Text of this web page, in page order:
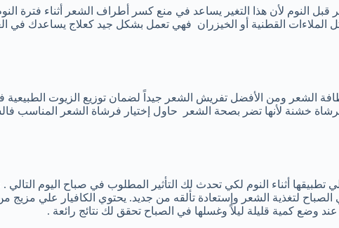
النوم لأن هذا التغير يساعد في منع كسر أطراف الشعر أثناء فترة
القطنية أو الخيزران فهي تعمل بشكل جيد كعلاج يساعدك في
الشعر ومن الأفضل تفريش الشعر جيداً لضمان توزيع الزيوت الطبيعية
خشنة لأنها تضر بصحة الشعر حاول إختيار فرشاة الشعر المناسب
أثناء النوم لكي تحدث لك التأثير المطلوب في صباح اليوم التالي .
الصباح لتغذية الشعر وإستعادة تألقه من جديد. يحتوي الكافيار علي مزيج
وضع كمية قليلة ليلاً وغسلها في الصباح تحقق لك نتائج رائعة .